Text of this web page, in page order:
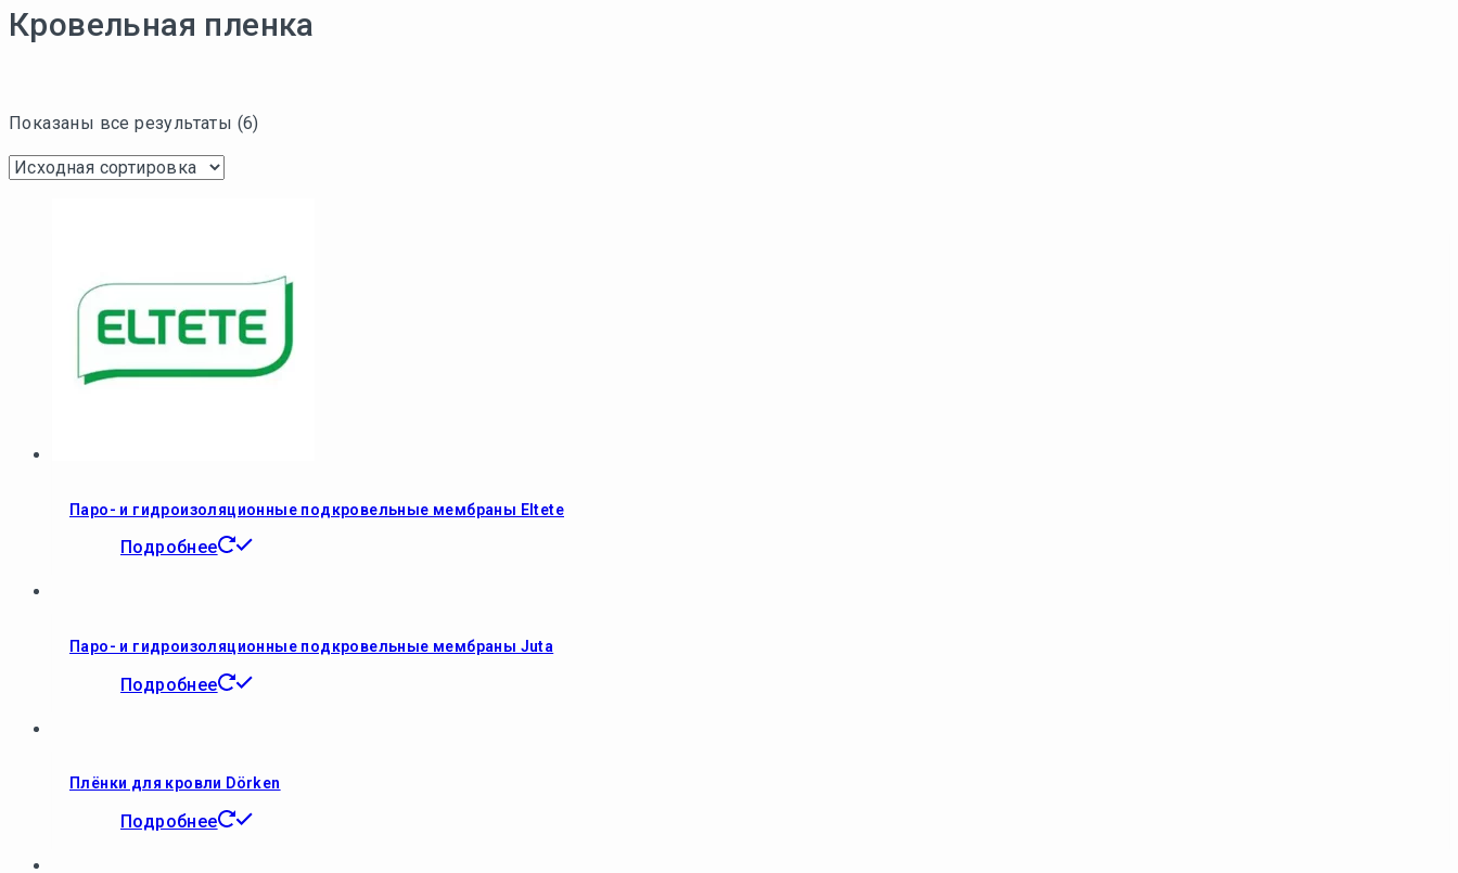
Кровельная пленка
Показаны все результаты (6)
Паро- и гидроизоляционные подкровельные мембраны Eltete
Подробнее
Паро- и гидроизоляционные подкровельные мембраны Juta
Подробнее
Плёнки для кровли Dörken
Подробнее